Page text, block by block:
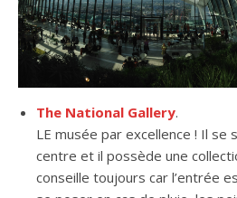
The National Gallery.
LE musée par excellence ! Il se
centre et il possède une
conseille toujours car l’entrée